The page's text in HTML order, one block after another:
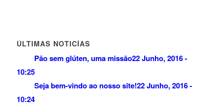
ÚLTIMAS NOTICÍAS
Pão sem glúten, uma missão22 Junho, 2016 -
10:25
Seja bem-vindo ao nosso site!22 Junho, 2016 -
10:24